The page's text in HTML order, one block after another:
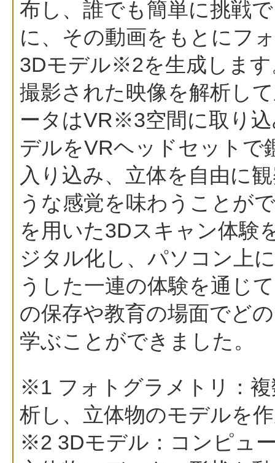
布し、誰でも簡単に挑戦
に、その動画をもとにフ
3Dモデル※2を生成しま
撮影された映像を解析し
ータはVR※3空間に取り
デルをVRヘッドセットで
入り込み、立体を自由に
うな感覚を味わうことが
を用いた3Dスキャン体験
ジタル化し、パソコン上
うした一連の体験を通じ
の保存や教育の場面でど
学ぶことができました。
※1 フォトグラメトリ：
析し、立体物のモデルを
※2 3Dモデル：コンピュ